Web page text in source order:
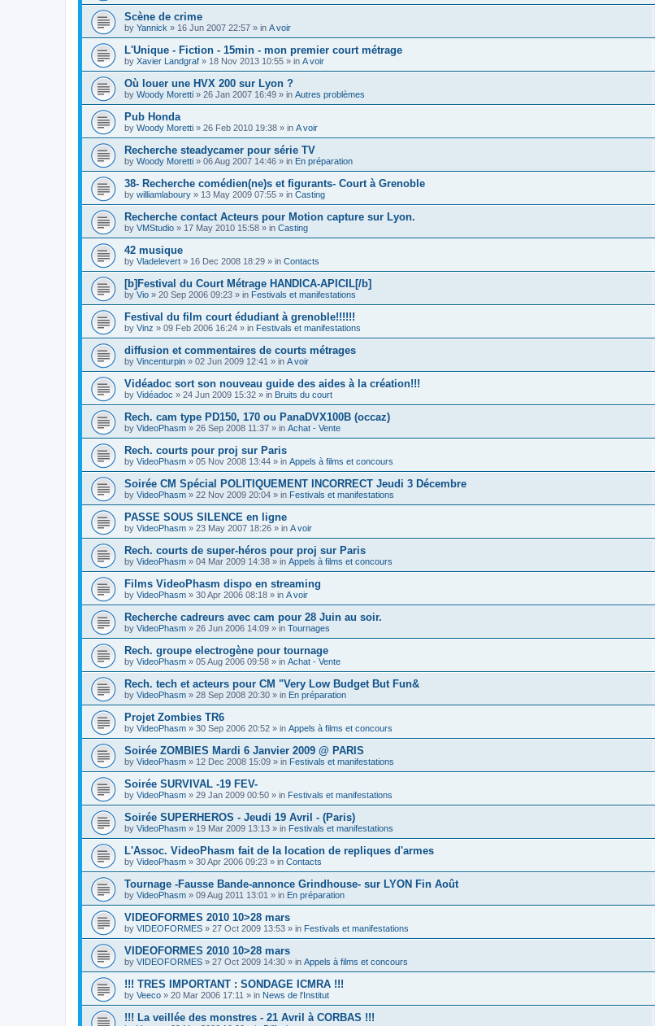
Scène de crime
by Yannick » 16 Jun 2007 22:57 » in A voir
L'Unique - Fiction - 15min - mon premier court métrage
by Xavier Landgraf » 18 Nov 2013 10:55 » in A voir
Où louer une HVX 200 sur Lyon ?
by Woody Moretti » 26 Jan 2007 16:49 » in Autres problèmes
Pub Honda
by Woody Moretti » 26 Feb 2010 19:38 » in A voir
Recherche steadycamer pour série TV
by Woody Moretti » 06 Aug 2007 14:46 » in En préparation
38- Recherche comédien(ne)s et figurants- Court à Grenoble
by williamlaboury » 13 May 2009 07:55 » in Casting
Recherche contact Acteurs pour Motion capture sur Lyon.
by VMStudio » 17 May 2010 15:58 » in Casting
42 musique
by Vladelevert » 16 Dec 2008 18:29 » in Contacts
[b]Festival du Court Métrage HANDICA-APICIL[/b]
by Vio » 20 Sep 2006 09:23 » in Festivals et manifestations
Festival du film court édudiant à grenoble!!!!!!
by Vinz » 09 Feb 2006 16:24 » in Festivals et manifestations
diffusion et commentaires de courts métrages
by Vincenturpin » 02 Jun 2009 12:41 » in A voir
Vidéadoc sort son nouveau guide des aides à la création!!!
by Vidéadoc » 24 Jun 2009 15:32 » in Bruits du court
Rech. cam type PD150, 170 ou PanaDVX100B (occaz)
by VideoPhasm » 26 Sep 2008 11:37 » in Achat - Vente
Rech. courts pour proj sur Paris
by VideoPhasm » 05 Nov 2008 13:44 » in Appels à films et concours
Soirée CM Spécial POLITIQUEMENT INCORRECT Jeudi 3 Décembre
by VideoPhasm » 22 Nov 2009 20:04 » in Festivals et manifestations
PASSE SOUS SILENCE en ligne
by VideoPhasm » 23 May 2007 18:26 » in A voir
Rech. courts de super-héros pour proj sur Paris
by VideoPhasm » 04 Mar 2009 14:38 » in Appels à films et concours
Films VideoPhasm dispo en streaming
by VideoPhasm » 30 Apr 2006 08:18 » in A voir
Recherche cadreurs avec cam pour 28 Juin au soir.
by VideoPhasm » 26 Jun 2006 14:09 » in Tournages
Rech. groupe electrogène pour tournage
by VideoPhasm » 05 Aug 2006 09:58 » in Achat - Vente
Rech. tech et acteurs pour CM "Very Low Budget But Fun&
by VideoPhasm » 28 Sep 2008 20:30 » in En préparation
Projet Zombies TR6
by VideoPhasm » 30 Sep 2006 20:52 » in Appels à films et concours
Soirée ZOMBIES Mardi 6 Janvier 2009 @ PARIS
by VideoPhasm » 12 Dec 2008 15:09 » in Festivals et manifestations
Soirée SURVIVAL -19 FEV-
by VideoPhasm » 29 Jan 2009 00:50 » in Festivals et manifestations
Soirée SUPERHEROS - Jeudi 19 Avril - (Paris)
by VideoPhasm » 19 Mar 2009 13:13 » in Festivals et manifestations
L'Assoc. VideoPhasm fait de la location de repliques d'armes
by VideoPhasm » 30 Apr 2006 09:23 » in Contacts
Tournage -Fausse Bande-annonce Grindhouse- sur LYON Fin Août
by VideoPhasm » 09 Aug 2011 13:01 » in En préparation
VIDEOFORMES 2010 10>28 mars
by VIDEOFORMES » 27 Oct 2009 13:53 » in Festivals et manifestations
VIDEOFORMES 2010 10>28 mars
by VIDEOFORMES » 27 Oct 2009 14:30 » in Appels à films et concours
!!! TRES IMPORTANT : SONDAGE ICMRA !!!
by Veeco » 20 Mar 2006 17:11 » in News de l'Institut
!!! La veillée des monstres - 21 Avril à CORBAS !!!